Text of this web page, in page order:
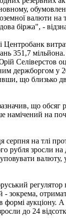
валюти на
біржа", -
Центробанк
351,7
Селіверстов
держборгом у
що близько
що обсяг
намічений на
на тлі
рубля зросли на
валюту,
регулятор
- зокрема,
аукціону. А
до 24